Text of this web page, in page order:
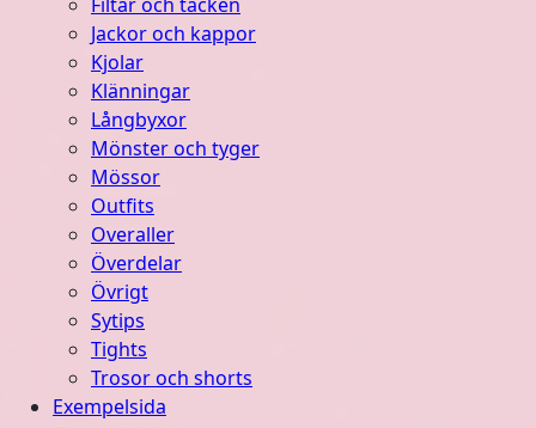
Jackor och kappor
Kjolar
Klänningar
Långbyxor
Mönster och tyger
Mössor
Outfits
Overaller
Överdelar
Övrigt
Sytips
Tights
Trosor och shorts
Exempelsida